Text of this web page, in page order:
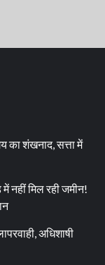
का शंखनाद, सत्ता में
नहीं मिल रही जमीन!
अधिशाषी